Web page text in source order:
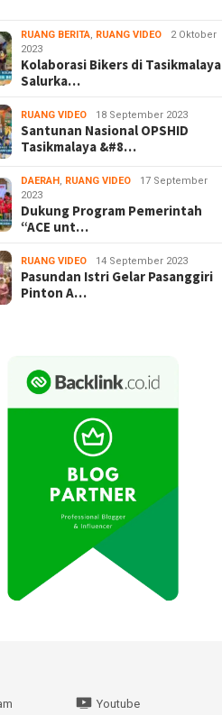
RUANG BERITA, RUANG VIDEO
2 Oktober
2023
Kolaborasi Bikers di Tasikmalaya
Salurka…
RUANG VIDEO 18 September 2023
Santunan Nasional OPSHID
Tasikmalaya &#8…
DAERAH , RUANG VIDEO
17 September
2023
Dukung Program Pemerintah
“ACE unt…
RUANG VIDEO 14 September 2023
Pasundan Istri Gelar Pasanggiri
Pinton A…
Youtube